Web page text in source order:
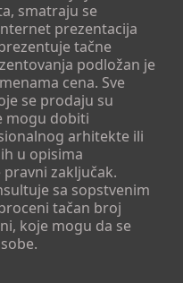
smatraju se
prezentacija
tačne
podložan je
cena. Sve
se prodaju su
mogu dobiti
arhitekte ili
u opisima
zaključak.
sa sopstvenim
tačan broj
koje mogu da se